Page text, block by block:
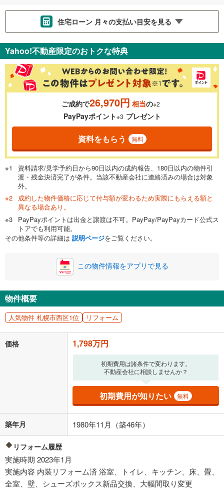
住宅ローン 月々の支払い目安を見る
金利 ％
0.01%
一般的には最長35年まで借り入れ可能です。多くの金融機関
が完済時の年齢は80歳までを条件としています。
閉じる
頭金 万円
0万円 1,798万円
自己資金から住宅購入にかけられる金額を入力してくださ
年2回払いを想定しています。毎月の返済額に加えて、ボー
ナス時の増額分（1回分）を入力してください。
ボーナス払いの限度額は金融機関によって異なります。
月々の返済額 46,673円
「金利」については、ご利用を予定されている金融機関等にご確認の
上、ご自身での入力をお願いいたします。初期設定で自動入力されてい
る値は、実際の金融機関等における貸出金利とは何ら関係がなく、実際
の金融機関等における貸出金利を何ら保証するものではありません。返
済方法「元利均等返済」にて算出しております。入力された金利を35年
適用した場合の計算結果を表示しています。
その他月額費用や、初期費用がかかります。ご注意ください。実際にお
す。
条件によってお借り入れができないことがあります。
不動産会社に購入相談をする 無料
Yahoo!不動産限定のおトクな特典
ご成約で26,970円 相当の※2
PayPayポイント※3 プレゼント
資料をもらう 無料
資料請求/見学予約日から90日以内の成約報告、180日以内の物件引
渡・残金決済完了が条件。当該不動産会社に連絡済みの場合は対象
外。
成約した物件価格に応じて付与額が変わるため実際にもらえる額と
異なる場合あり。
PayPayポイントは出金と譲渡は不可。PayPay/PayPayカード公式ス
トアでも利用可能。
その他条件等の詳細は 説明ページをご覧ください。
この物件情報をアプリで見る
物件概要
人気物件 札幌市西区1位 リフォーム
価格 1,798万円
初期費用は諸条件で変わります。
不動産会社に相談しませんか？
初期費用が知りたい 無料
築年月 1980年11月（築46年）
リフォーム履歴
実施時期 2023年1月
実施内容 内装リフォーム済 浴室、トイレ、キッチン、床、畳、
全室、壁、シューズボックス新品交換、大幅間取り変更